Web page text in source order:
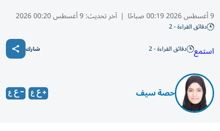
9 أغسطس 2026 00:19 صباحًا | آخر تحديث:9 أغسطس 00:20 2026
دقائق القراءة - 2
استمع دقائق القراءة - 2 شارك
حصة سيف